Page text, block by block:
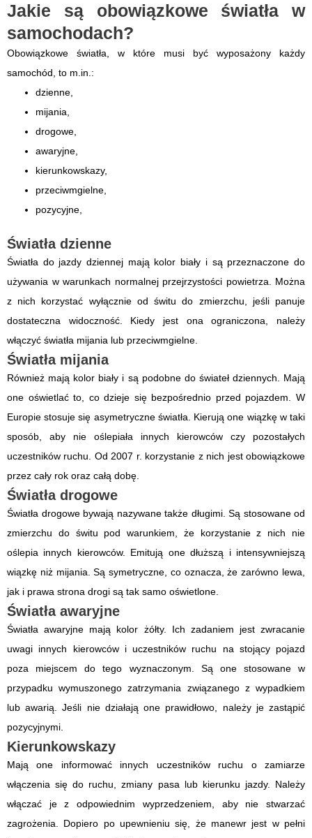
Jakie są obowiązkowe światła w
samochodach?
Obowiązkowe światła, w które musi być wyposażony każdy
samochód, to m.in.:
dzienne,
mijania,
drogowe,
awaryjne,
kierunkowskazy,
przeciwmgielne,
pozycyjne,
Światła dzienne
Światła do jazdy dziennej mają kolor biały i są przeznaczone do
używania w warunkach normalnej przejrzystości powietrza. Można
z nich korzystać wyłącznie od świtu do zmierzchu, jeśli panuje
dostateczna widoczność. Kiedy jest ona ograniczona, należy
włączyć światła mijania lub przeciwmgielne.
Światła mijania
Również mają kolor biały i są podobne do świateł dziennych. Mają
one oświetlać to, co dzieje się bezpośrednio przed pojazdem. W
Europie stosuje się asymetryczne światła. Kierują one wiązkę w taki
sposób, aby nie oślepiała innych kierowców czy pozostałych
uczestników ruchu. Od 2007 r. korzystanie z nich jest obowiązkowe
przez cały rok oraz całą dobę.
Światła drogowe
Światła drogowe bywają nazywane także długimi. Są stosowane od
zmierzchu do świtu pod warunkiem, że korzystanie z nich nie
oślepia innych kierowców. Emitują one dłuższą i intensywniejszą
wiązkę niż mijania. Są symetryczne, co oznacza, że zarówno lewa,
jak i prawa strona drogi są tak samo oświetlone.
Światła awaryjne
Światła awaryjne mają kolor żółty. Ich zadaniem jest zwracanie
uwagi innych kierowców i uczestników ruchu na stojący pojazd
poza miejscem do tego wyznaczonym. Są one stosowane w
przypadku wymuszonego zatrzymania związanego z wypadkiem
lub awarią. Jeśli nie działają one prawidłowo, należy je zastąpić
pozycyjnymi.
Kierunkowskazy
Mają one informować innych uczestników ruchu o zamiarze
włączenia się do ruchu, zmiany pasa lub kierunku jazdy. Należy
włączać je z odpowiednim wyprzedzeniem, aby nie stwarzać
zagrożenia. Dopiero po upewnieniu się, że manewr jest w pełni